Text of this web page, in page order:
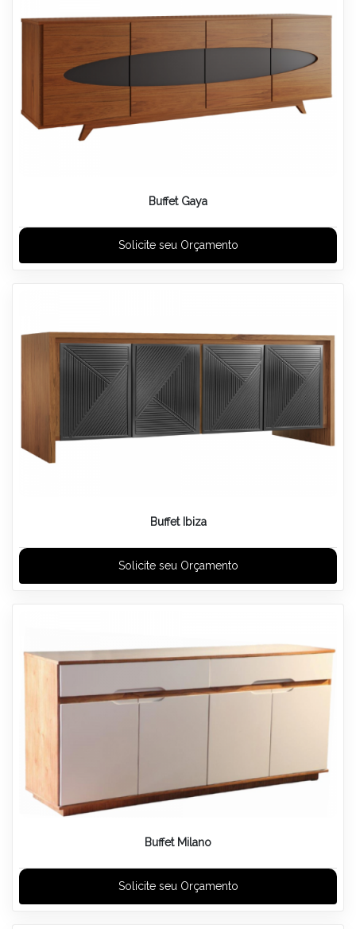
Buffet Gaya
Solicite seu Orçamento
Buffet Ibiza
Solicite seu Orçamento
Buffet Milano
Solicite seu Orçamento